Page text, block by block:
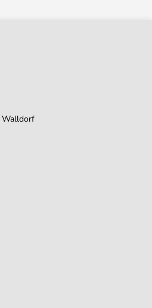
Walldorf